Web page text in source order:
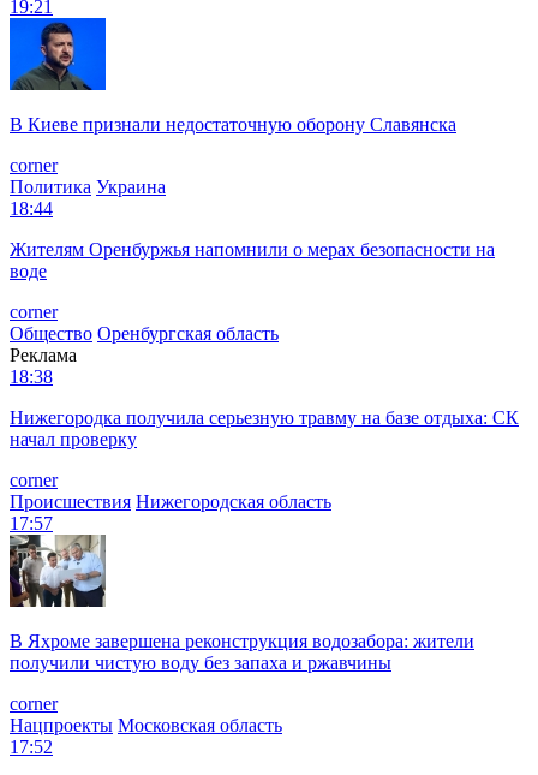
19:21
В Киеве признали недостаточную оборону Славянска
corner
Политика Украина
18:44
Жителям Оренбуржья напомнили о мерах безопасности на
воде
corner
Общество Оренбургская область
Реклама
18:38
Нижегородка получила серьезную травму на базе отдыха: СК
начал проверку
corner
Происшествия Нижегородская область
17:57
В Яхроме завершена реконструкция водозабора: жители
получили чистую воду без запаха и ржавчины
corner
Нацпроекты Московская область
17:52